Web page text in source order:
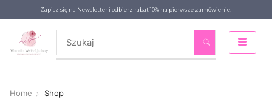
Zapisz się na Newsletter i odbierz rabat 10% na pierwsze zamówienie!
Home Shop